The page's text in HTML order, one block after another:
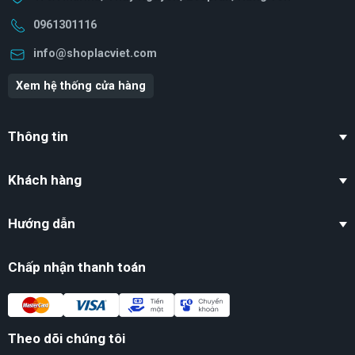
0961301116
info@shoplacviet.com
Xem hệ thống cửa hàng
Thông tin
Khách hàng
Hướng dẫn
Chấp nhận thanh toán
Theo dõi chúng tôi